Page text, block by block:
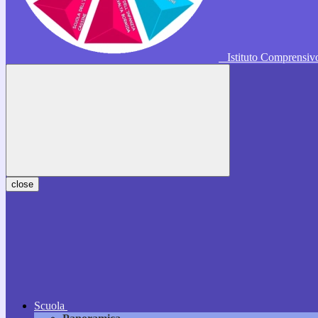
Istituto
close
Scuola